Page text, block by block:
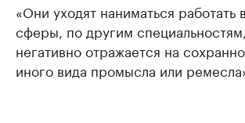
«Они уходят наниматься работать
сферы, по другим
негативно отражается на
иного вида промысла или